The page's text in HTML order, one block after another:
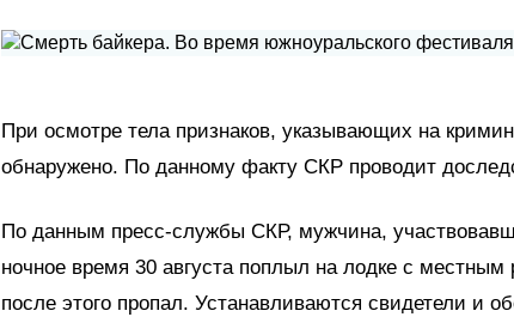
При осмотре тела признаков, указывающих на
обнаружено. По данному факту СКР проводит
По данным пресс-службы СКР, мужчина,
ночное время 30 августа поплыл на лодке с
после этого пропал. Устанавливаются свидетели и